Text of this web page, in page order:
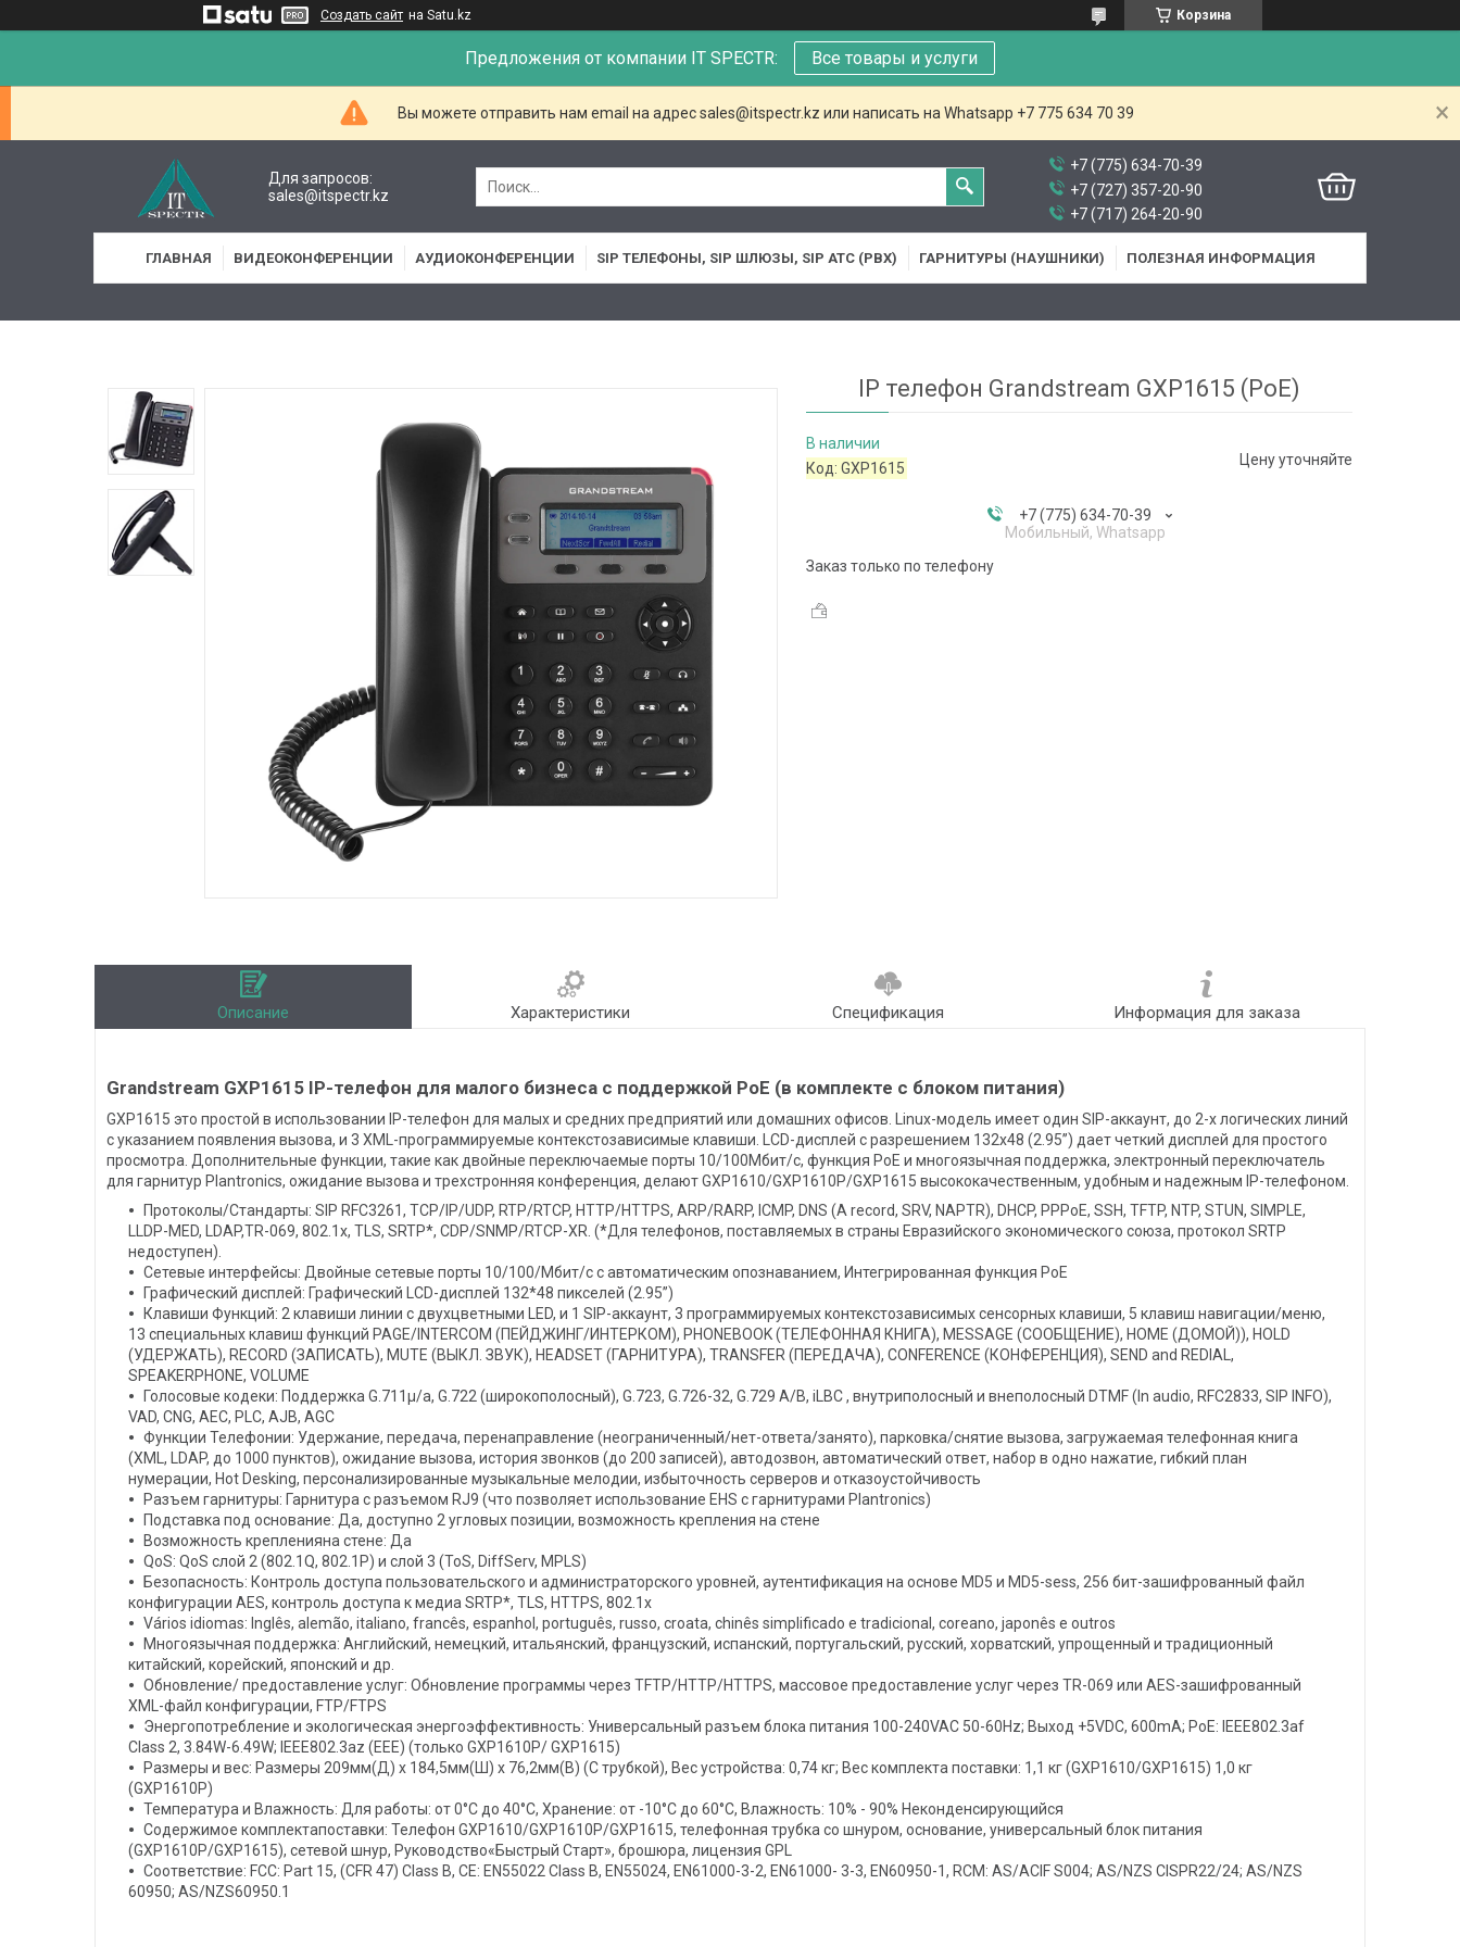
Создать сайт на Satu.kz Корзина
Предложения от компании IT SPECTR: Все товары и услуги
Вы можете отправить нам email на адрес sales@itspectr.kz или написать на Whatsapp +7 775 634 70 39
Для запросов:
sales@itspectr.kz
+7 (775) 634-70-39
+7 (727) 357-20-90
+7 (717) 264-20-90
ГЛАВНАЯ ВИДЕОКОНФЕРЕНЦИИ АУДИОКОНФЕРЕНЦИИ SIP ТЕЛЕФОНЫ, SIP ШЛЮЗЫ, SIP АТС (PBX) ГАРНИТУРЫ (НАУШНИКИ) ПОЛЕЗНАЯ ИНФОРМАЦИЯ
IP телефон Grandstream GXP1615 (PoE)
В наличии
Код:GXP1615 Цену уточняйте
+7 (775) 634-70-39
Мобильный, Whatsapp
Заказ только по телефону
Описание Характеристики Спецификация Информация для заказа
Grandstream GXP1615 IP-телефон для малого бизнеса с поддержкой PoE (в комплекте с блоком питания)
GXP1615 это простой в использовании IP-телефон для малых и средних предприятий или домашних офисов. Linux-модель имеет один SIP-аккаунт, до 2-х логических линий
с указанием появления вызова, и 3 XML-программируемые контекстозависимые клавиши. LCD-дисплей с разрешением 132х48 (2.95’’) дает четкий дисплей для простого
просмотра. Дополнительные функции, такие как двойные переключаемые порты 10/100Мбит/с, функция PoE и многоязычная поддержка, электронный переключатель
для гарнитур Plantronics, ожидание вызова и трехстронняя конференция, делают GXP1610/GXP1610P/GXP1615 высококачественным, удобным и надежным IP-телефоном.
Протоколы/Стандарты: SIP RFC3261, TCP/IP/UDP, RTP/RTCP, HTTP/HTTPS, ARP/RARP, ICMP, DNS (A record, SRV, NAPTR), DHCP, PPPoE, SSH, TFTP, NTP, STUN, SIMPLE,
LLDP-MED, LDAP,TR-069, 802.1x, TLS, SRTP*, CDP/SNMP/RTCP-XR. (*Для телефонов, поставляемых в страны Евразийского экономического союза, протокол SRTP
недоступен).
Сетевые интерфейсы: Двойные сетевые порты 10/100/Мбит/с с автоматическим опознаванием, Интегрированная функция PoE
Графический дисплей: Графический LCD-дисплей 132*48 пикселей (2.95’’)
Клавиши Функций: 2 клавиши линии с двухцветными LED, и 1 SIP-аккаунт, 3 программируемых контекстозависимых сенсорных клавиши, 5 клавиш навигации/меню,
13 специальных клавиш функций PAGE/INTERCOM (ПЕЙДЖИНГ/ИНТЕРКОМ), PHONEBOOK (ТЕЛЕФОННАЯ КНИГА), MESSAGE (СООБЩЕНИЕ), HOME (ДОМОЙ)), HOLD
(УДЕРЖАТЬ), RECORD (ЗАПИСАТЬ), MUTE (ВЫКЛ. ЗВУК), HEADSET (ГАРНИТУРА), TRANSFER (ПЕРЕДАЧА), CONFERENCE (КОНФЕРЕНЦИЯ), SEND and REDIAL,
SPEAKERPHONE, VOLUME
Голосовые кодеки: Поддержка G.711μ/a, G.722 (широкополосный), G.723, G.726-32, G.729 A/B, iLBC , внутриполосный и внеполосный DTMF (In audio, RFC2833, SIP INFO),
VAD, CNG, AEC, PLC, AJB, AGC
Функции Телефонии: Удержание, передача, перенаправление (неограниченный/нет-ответа/занято), парковка/снятие вызова, загружаемая телефонная книга
(XML, LDAP, до 1000 пунктов), ожидание вызова, история звонков (до 200 записей), автодозвон, автоматический ответ, набор в одно нажатие, гибкий план
нумерации, Hot Desking, персонализированные музыкальные мелодии, избыточность серверов и отказоустойчивость
Разъем гарнитуры: Гарнитура с разъемом RJ9 (что позволяет использование EHS с гарнитурами Plantronics)
Подставка под основание: Да, доступно 2 угловых позиции, возможность крепления на стене
Возможность крепленияна стене: Да
QoS: QoS слой 2 (802.1Q, 802.1P) и слой 3 (ToS, DiffServ, MPLS)
Безопасность: Контроль доступа пользовательского и администраторского уровней, аутентификация на основе MD5 и MD5-sess, 256 бит-зашифрованный файл
конфигурации AES, контроль доступа к медиа SRTP*, TLS, HTTPS, 802.1x
Vários idiomas: Inglês, alemão, italiano, francês, espanhol, português, russo, croata, chinês simplificado e tradicional, coreano, japonês e outros
Многоязычная поддержка: Английский, немецкий, итальянский, французский, испанский, португальский, русский, хорватский, упрощенный и традиционный
китайский, корейский, японский и др.
Обновление/ предоставление услуг: Обновление программы через TFTP/HTTP/HTTPS, массовое предоставление услуг через TR-069 или AES-зашифрованный
XML-файл конфигурации, FTP/FTPS
Энергопотребление и экологическая энергоэффективность: Универсальный разъем блока питания 100-240VAC 50-60Hz; Выход +5VDC, 600mA; PoE: IEEE802.3af
Class 2, 3.84W-6.49W; IEEE802.3az (EEE) (только GXP1610P/ GXP1615)
Размеры и вес: Размеры 209мм(Д) x 184,5мм(Ш) x 76,2мм(В) (С трубкой), Вес устройства: 0,74 кг; Вес комплекта поставки: 1,1 кг (GXP1610/GXP1615) 1,0 кг
(GXP1610P)
Температура и Влажность: Для работы: от 0°C до 40°C, Хранение: от -10°C до 60°C, Влажность: 10% - 90% Неконденсирующийся
Содержимое комплектапоставки: Телефон GXP1610/GXP1610P/GXP1615, телефонная трубка со шнуром, основание, универсальный блок питания
(GXP1610P/GXP1615), сетевой шнур, Руководство«Быстрый Старт», брошюра, лицензия GPL
Соответствие: FCC: Part 15, (CFR 47) Class B, CE: EN55022 Class B, EN55024, EN61000-3-2, EN61000- 3-3, EN60950-1, RCM: AS/ACIF S004; AS/NZS CISPR22/24; AS/NZS
60950; AS/NZS60950.1